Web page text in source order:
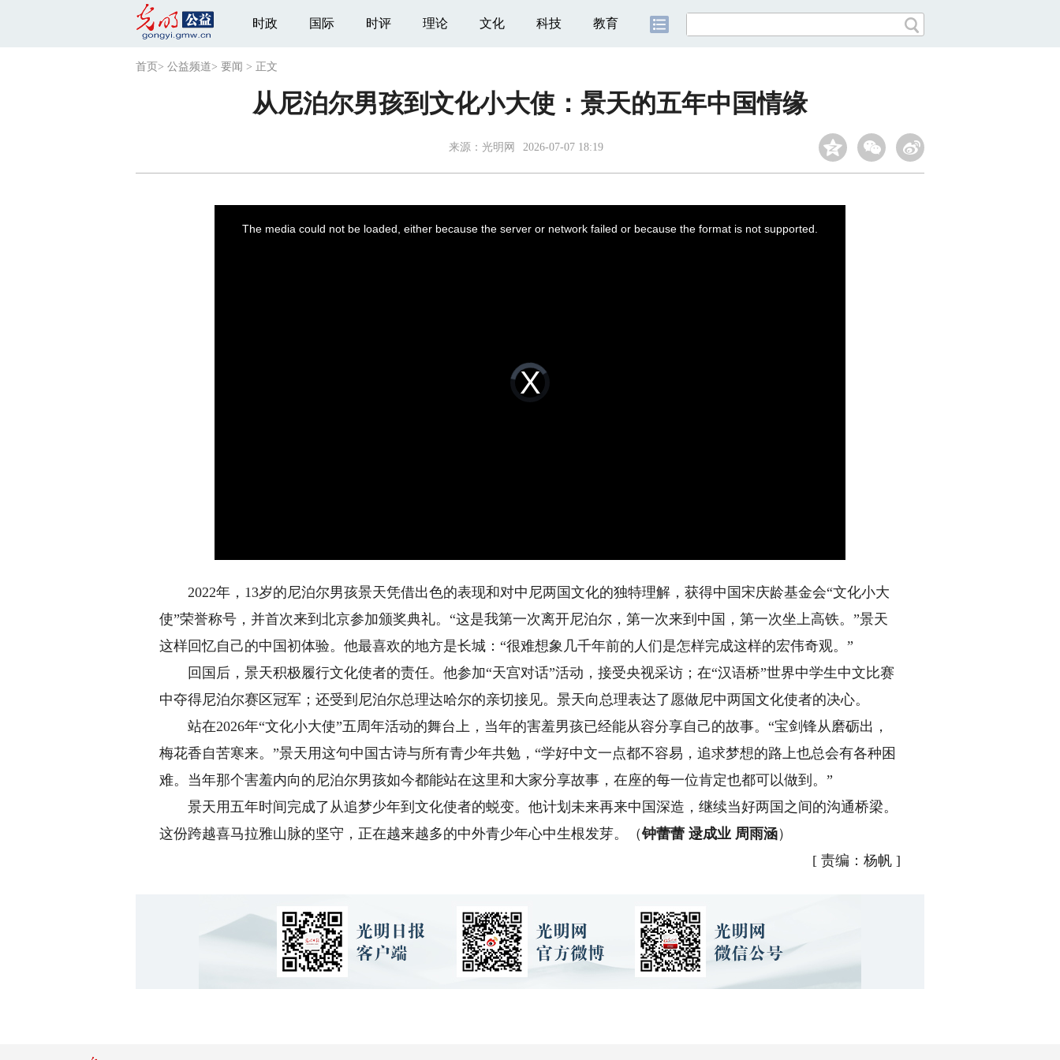
时政 国际 时评 理论 文化 科技 教育
首页 > 公益频道> 要闻 > 正文
从尼泊尔男孩到文化小大使：景天的五年中国情缘
来源： 光明网 2026-07-07 18:19
Video
Player
loading.
The media could not be loaded, either because the server or network failed or because the format is not supported.
2022年，13岁的尼泊尔男孩景天凭借出色的表现和对中尼两国文化的独特理解，获得中国宋庆龄基金会“文化小大
使”荣誉称号，并首次来到北京参加颁奖典礼。“这是我第一次离开尼泊尔，第一次来到中国，第一次坐上高铁。”景天
这样回忆自己的中国初体验。他最喜欢的地方是长城：“很难想象几千年前的人们是怎样完成这样的宏伟奇观。”
回国后，景天积极履行文化使者的责任。他参加“天宫对话”活动，接受央视采访；在“汉语桥”世界中学生中文比赛
中夺得尼泊尔赛区冠军；还受到尼泊尔总理达哈尔的亲切接见。景天向总理表达了愿做尼中两国文化使者的决心。
站在2026年“文化小大使”五周年活动的舞台上，当年的害羞男孩已经能从容分享自己的故事。“宝剑锋从磨砺出，
梅花香自苦寒来。”景天用这句中国古诗与所有青少年共勉，“学好中文一点都不容易，追求梦想的路上也总会有各种困
难。当年那个害羞内向的尼泊尔男孩如今都能站在这里和大家分享故事，在座的每一位肯定也都可以做到。”
景天用五年时间完成了从追梦少年到文化使者的蜕变。他计划未来再来中国深造，继续当好两国之间的沟通桥梁。
这份跨越喜马拉雅山脉的坚守，正在越来越多的中外青少年心中生根发芽。（钟蕾蕾 逯成业 周雨涵）
[ 责编：杨帆 ]